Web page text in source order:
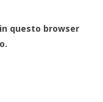
questo browser